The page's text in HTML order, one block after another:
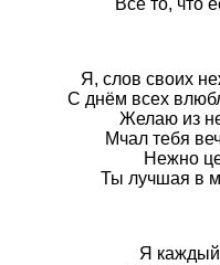
Все то, что
Я, слов своих
С днём всех
Желаю из
Мчал тебя
Нежно
Ты лучшая в
Я